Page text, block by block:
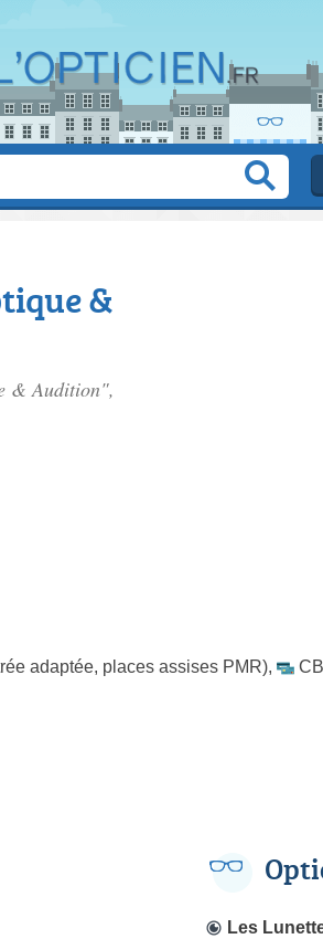
&
& Audition",
adaptée, places assises PMR),
Les